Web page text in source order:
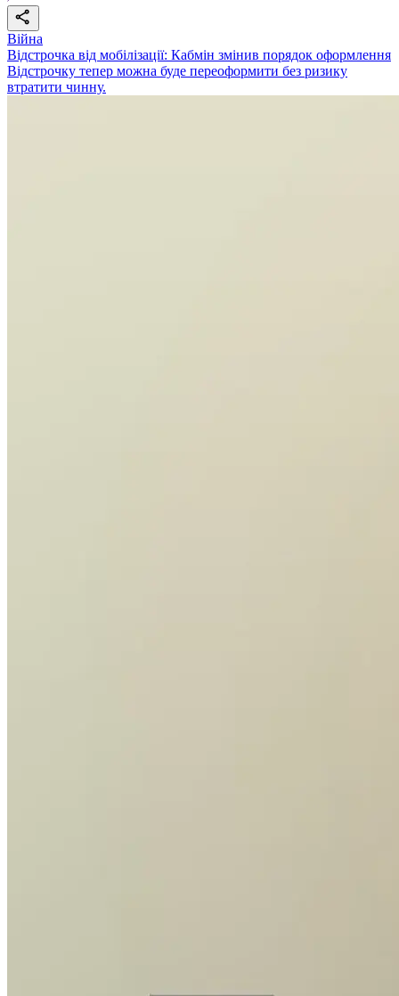
Війна
Відстрочка від мобілізації: Кабмін змінив порядок оформлення
Відстрочку тепер можна буде переоформити без ризику
втратити чинну.